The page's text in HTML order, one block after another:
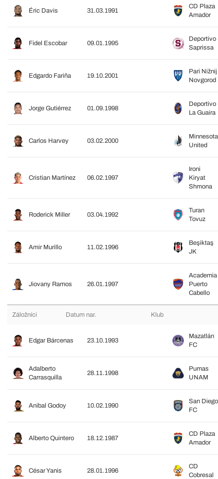
Éric Davis 31.03.1991
CD Plaza
Amador
Fidel Escobar 09.01.1995
Deportivo
Saprissa
Edgardo Fariña 19.10.2001
Pari Nižnij
Novgorod
Jorge Gutiérrez 01.09.1998
Deportivo
La Guaira
Carlos Harvey 03.02.2000
Minnesota
United
Cristian Martínez 06.02.1997
Ironi
Kiryat
Shmona
Roderick Miller 03.04.1992
Turan
Tovuz
Amir Murillo 11.02.1996
Beşiktaş
JK
Jiovany Ramos 26.01.1997
Academia
Puerto
Cabello
Záložníci Datum nar. Klub
Edgar Bárcenas 23.10.1993
Mazatlán
FC
Adalberto
Carrasquilla
28.11.1998
Pumas
UNAM
Anibal Godoy 10.02.1990
San Diego
FC
Alberto Quintero 18.12.1987
CD Plaza
Amador
César Yanis 28.01.1996
CD
Cobresal